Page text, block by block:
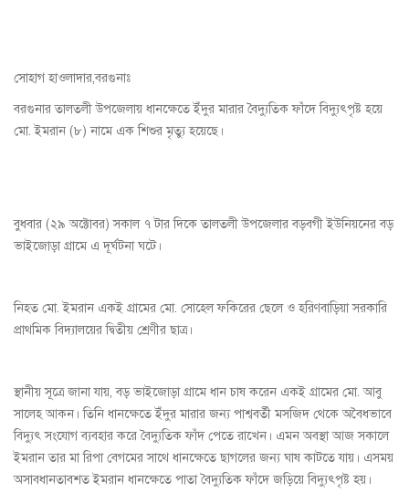
সোহাগ হাওলাদার,বরগুনাঃ
বরগুনার তালতলী উপজেলায় ধানক্ষেতে ইঁদুর মারার বৈদ্যুতিক ফাঁদে বিদ্যুৎপৃষ্ট হয়ে
মো. ইমরান (৮) নামে এক শিশুর মৃত্যু হয়েছে।
বুধবার (২৯ অক্টোবর) সকাল ৭ টার দিকে তালতলী উপজেলার বড়বগী ইউনিয়নের বড়
ভাইজোড়া গ্রামে এ দূর্ঘটনা ঘটে।
নিহত মো. ইমরান একই গ্রামের মো. সোহেল ফকিরের ছেলে ও হরিণবাড়িয়া সরকারি
প্রাথমিক বিদ্যালয়ের দ্বিতীয় শ্রেণীর ছাত্র।
স্থানীয় সূত্রে জানা যায়, বড় ভাইজোড়া গ্রামে ধান চাষ করেন একই গ্রামের মো. আবু
সালেহ আকন। তিনি ধানক্ষেতে ইঁদুর মারার জন্য পাশ্ববর্তী মসজিদ থেকে অবৈধভাবে
বিদ্যুৎ সংযোগ ব্যবহার করে বৈদ্যুতিক ফাঁদ পেতে রাখেন। এমন অবস্থা আজ সকালে
ইমরান তার মা রিপা বেগমের সাথে ধানক্ষেতে ছাগলের জন্য ঘাষ কাটতে যায়। এসময়
অসাবধানতাবশত ইমরান ধানক্ষেতে পাতা বৈদ্যুতিক ফাঁদে জড়িয়ে বিদ্যুৎপৃষ্ট হয়।